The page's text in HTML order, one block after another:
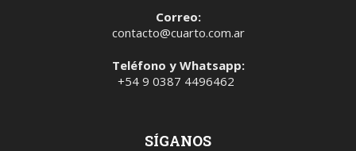
Correo:
contacto@cuarto.com.ar
Teléfono y Whatsapp:
+54 9 0387 4496462
SÍGANOS